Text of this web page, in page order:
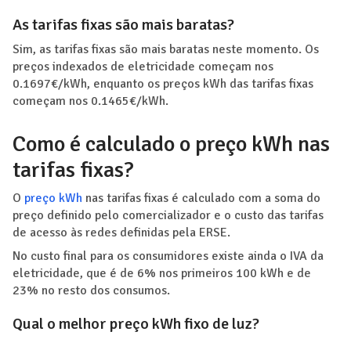
As tarifas fixas são mais baratas?
Sim, as tarifas fixas são mais baratas neste momento. Os
preços indexados de eletricidade começam nos
0.1697€/kWh, enquanto os preços kWh das tarifas fixas
começam nos 0.1465€/kWh.
Como é calculado o preço kWh nas
tarifas fixas?
O preço kWh nas tarifas fixas é calculado com a soma do
preço definido pelo comercializador e o custo das tarifas
de acesso às redes definidas pela ERSE.
No custo final para os consumidores existe ainda o IVA da
eletricidade, que é de 6% nos primeiros 100 kWh e de
23% no resto dos consumos.
Qual o melhor preço kWh fixo de luz?